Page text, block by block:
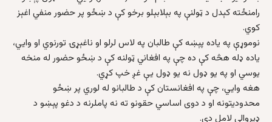
رامنځته کېدل د ټولنې په بېلابېلو برخو کې د ښځو پر حضور منفي اغېز
کوي.
نوموړې په یاده پېښه کې طالبان په لاس لرلو او ناغېړۍ تورنوي او وایي،
یاده ډله هڅه کې ده چې په افغاني ټولنه کې د ښځو حضور له منخه
یوسي او په یو ډول نه یو ډول یې غږ خپ کړي.
هغه وایي، چې په افغانستان کې د طالبانو له لوري پر ښځو
محدودیتونه او د دوی اساسي حقونو ته نه پاملرنه د دغو پېښو د
ډیروالې لامل دی.